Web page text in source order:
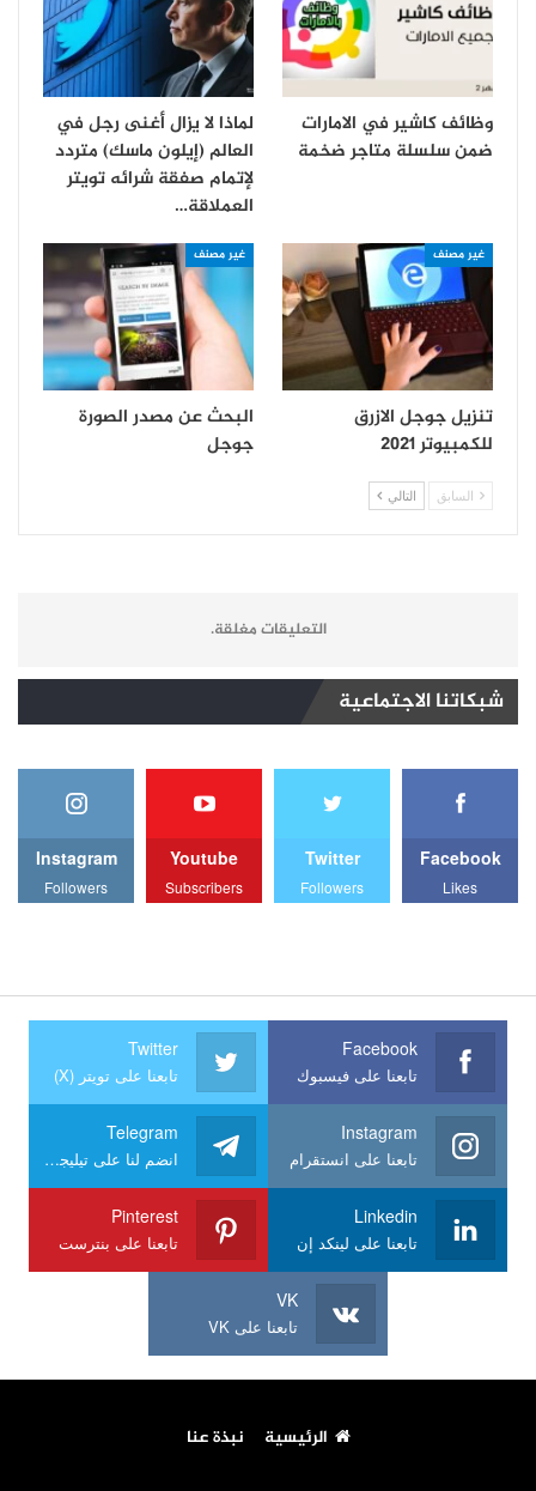
وظائف كاشير في الامارات
ضمن سلسلة متاجر ضخمة
لماذا لا يزال أغنى رجل في
العالم (إيلون ماسك) متردد
لإتمام صفقة شرائه تويتر
العملاقة…
غير مصنف
تنزيل جوجل الازرق
للكمبيوتر 2021
غير مصنف
البحث عن مصدر الصورة
جوجل
السابق التالي
التعليقات مغلقة.
شبكاتنا الاجتماعية
Facebook
Likes
Twitter
Followers
Youtube
Subscribers
Instagram
Followers
Facebook
تابعنا على فيسبوك
Twitter
تابعنا على تويتر (X)
Instagram
تابعنا على انستقرام
Telegram
انضم لنا على تيليجرام
Linkedin
تابعنا على لينكد إن
Pinterest
تابعنا على بنترست
VK
تابعنا على VK
الرئيسية نبذة عنا